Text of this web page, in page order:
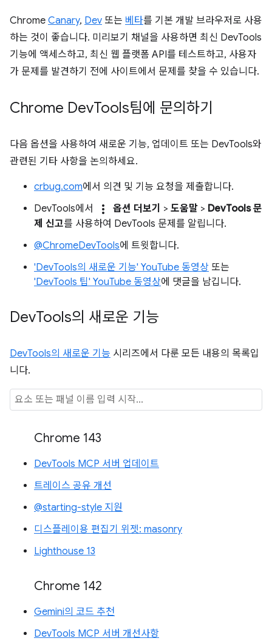
Chrome Canary, Dev 또는 베타를 기본 개발 브라우저로 사용
하는 것이 좋습니다. 미리보기 채널을 사용하면 최신 DevTools
기능에 액세스하고, 최신 웹 플랫폼 API를 테스트하고, 사용자
가 문제를 발견하기 전에 사이트에서 문제를 찾을 수 있습니다.
Chrome DevTools팀에 문의하기
다음 옵션을 사용하여 새로운 기능, 업데이트 또는 DevTools와
관련된 기타 사항을 논의하세요.
crbug.com에서 의견 및 기능 요청을 제출합니다.
DevTools에서
more_vert 옵션 더보기 > 도움말 > DevTools 문
제 신고를 사용하여 DevTools 문제를 알립니다.
@ChromeDevTools에 트윗합니다.
'DevTools의 새로운 기능' YouTube 동영상 또는
'DevTools 팁' YouTube 동영상에 댓글을 남깁니다.
DevTools의 새로운 기능
DevTools의 새로운 기능 시리즈에서 다룬 모든 내용의 목록입
니다.
Chrome 143
DevTools MCP 서버 업데이트
트레이스 공유 개선
@starting-style 지원
디스플레이용 편집기 위젯: masonry
Lighthouse 13
Chrome 142
Gemini의 코드 추천
DevTools MCP 서버 개선사항